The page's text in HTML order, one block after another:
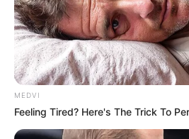
MEDVI
Feeling Tired? Here's The Trick To